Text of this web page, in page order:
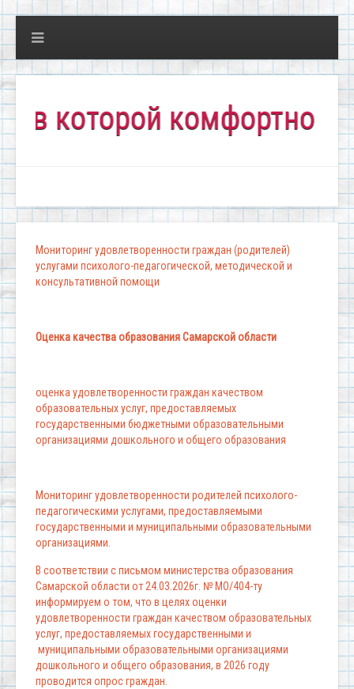
комфортно всем!"
Мониторинг удовлетворенности граждан (родителей)
услугами психолого-педагогической, методической и
консультативной помощи
Оценка качества образования Самарской области
оценка удовлетворенности граждан качеством
образовательных услуг, предоставляемых
государственными бюджетными образовательными
организациями дошкольного и общего образования
Мониторинг удовлетворенности родителей психолого-
педагогическими услугами, предоставляемыми
государственными и муниципальными образовательными
организациями.
В соответствии с письмом министерства образования
Самарской области от 24.03.2026г. № МО/404-ту
информируем о том, что в целях оценки
удовлетворенности граждан качеством образовательных
услуг, предоставляемых государственными и
муниципальными образовательными организациями
дошкольного и общего образования, в 2026 году
проводится опрос граждан.